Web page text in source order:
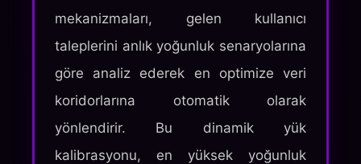
mekanizmaları, gelen kullanıcı
taleplerini anlık yoğunluk senaryolarına
göre analiz ederek en optimize veri
koridorlarına otomatik olarak
yönlendirir. Bu dinamik yük
kalibrasyonu, en yüksek yoğunluk